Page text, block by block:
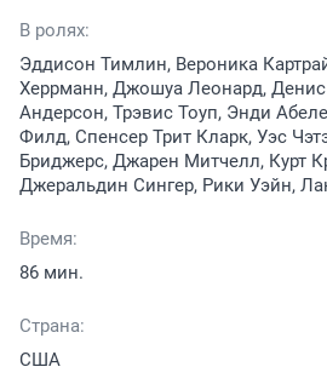
В ролях:
Эддисон Тимлин, Вероника
Херрманн, Джошуа Леонард, Денис
Андерсон, Трэвис Тоуп, Энди
Филд, Спенсер Трит Кларк, Уэс
Бриджерс, Джарен Митчелл, Курт
Джеральдин Сингер, Рики Уэйн,
Время:
86 мин.
Страна:
США